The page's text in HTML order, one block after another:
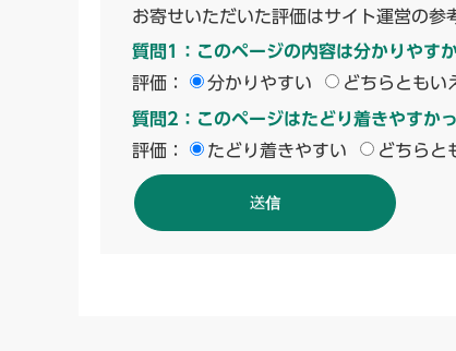
お寄せいただいた評価はサイト運営の参
質問1：このページの内容は分かりやす
評価：
分かりやすい どちらともい
質問2：このページはたどり着きやすか
評価：
たどり着きやすい どちらと